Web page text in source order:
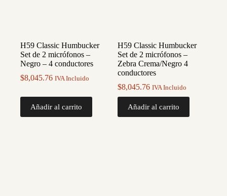
H59 Classic Humbucker
Set de 2 micrófonos –
Negro – 4 conductores
$8,045.76 IVA Incluido
Añadir al carrito
H59 Classic Humbucker
Set de 2 micrófonos –
Zebra Crema/Negro 4
conductores
$8,045.76 IVA Incluido
Añadir al carrito